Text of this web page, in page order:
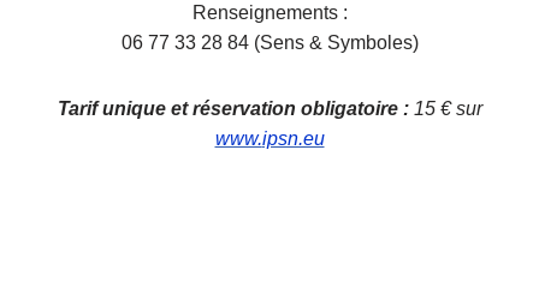
Renseignements :
06 77 33 28 84 (Sens & Symboles)
Tarif unique et réservation obligatoire : 15 € sur
www.ipsn.eu